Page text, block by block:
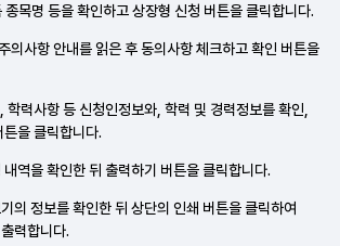
종목명 등을 확인하고상장형 신청 버튼을 클릭합니다.
의사항 안내를 읽은 후동의사항 체크하고 확인 버튼을
학력사항 등 신청인정보와, 학력 및 경력정보를 확인,
튼을클릭합니다.
역을 확인한 뒤 출력하기 버튼을 클릭합니다.
의 정보를 확인한 뒤 상단의 인쇄 버튼을 클릭하여
력합니다.